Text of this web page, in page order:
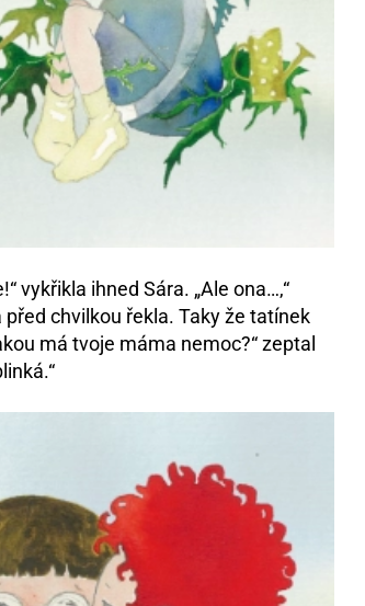
vykřikla ihned Sára. „Ale ona…,“
chvilkou řekla. Taky že tatínek
má tvoje máma nemoc?“ zeptal